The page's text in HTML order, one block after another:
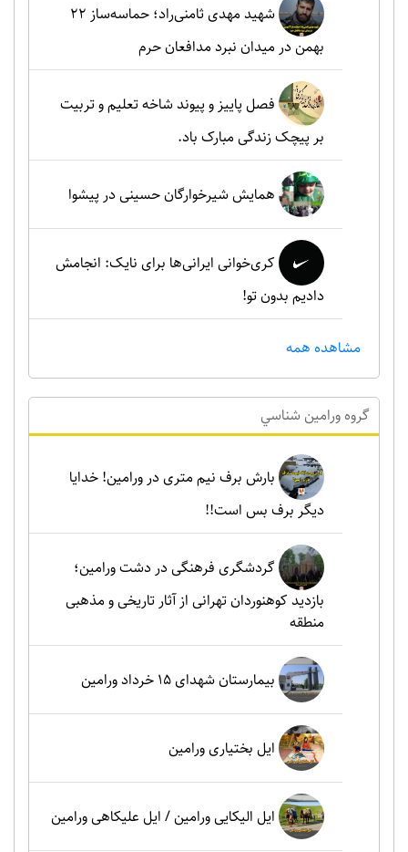
شهید مهدی ثامنی‌راد؛ حماسه‌ساز ۲۲
بهمن در میدان نبرد مدافعان حرم
فصل پاییز و پیوند شاخه تعلیم و تربیت
بر پیچک زندگی مبارک باد.
همایش شیرخوارگان حسینی در پیشوا
کری‌خوانی ایرانی‌ها برای نایک: انجامش
دادیم بدون تو!
مشاهده همه
گروه ورامين شناسي
بارش برف نیم متری در ورامین! خدایا
دیگر برف بس است!!
گردشگری فرهنگی در دشت ورامین؛
بازدید کوهنوردان تهرانی از آثار تاریخی و مذهبی
منطقه
بیمارستان شهدای 15 خرداد ورامین
ایل بختیاری ورامین
ایل الیکایی ورامین / ایل علیکاهی ورامین